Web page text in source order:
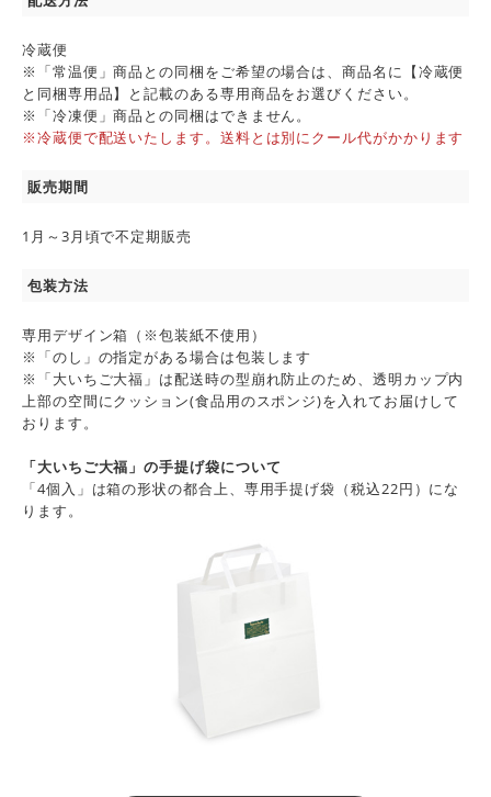
冷蔵便
※「常温便」商品との同梱をご希望の場合は、商品名に【冷蔵便
と同梱専用品】と記載のある専用商品をお選びください。
※「冷凍便」商品との同梱はできません。
※冷蔵便で配送いたします。送料とは別にクール代がかかります
販売期間
1月～3月頃で不定期販売
包装方法
専用デザイン箱（※包装紙不使用）
※「のし」の指定がある場合は包装します
※「大いちご大福」は配送時の型崩れ防止のため、透明カップ内
上部の空間にクッション(食品用のスポンジ)を入れてお届けして
おります。
「大いちご大福」の手提げ袋について
「4個入」は箱の形状の都合上、専用手提げ袋（税込22円）にな
ります。